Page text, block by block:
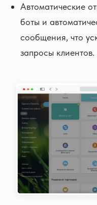
Автоматические
боты и
сообщения, что
запросы клиентов.